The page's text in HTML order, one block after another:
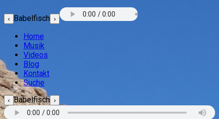
‹ Babelfisch ›
Home
Musik
Videos
Blog
Kontakt
Suche
‹ Babelfisch ›